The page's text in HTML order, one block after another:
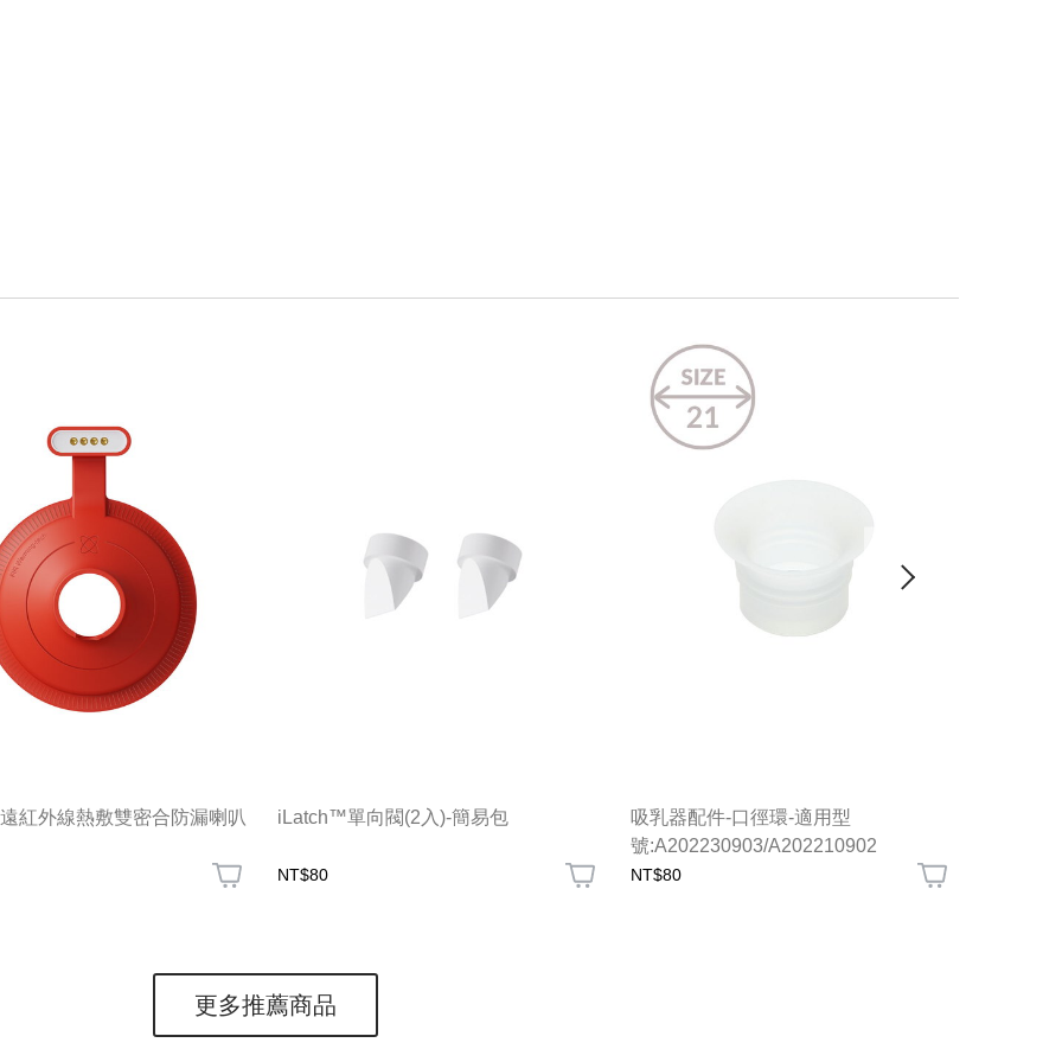
紅外線熱敷雙密合防漏喇叭 iLatch™單向閥(2入)-簡易包
NT$80
吸乳器配件-口徑環-適用型
號:A202230903/A202210902
NT$80
更多推薦商品